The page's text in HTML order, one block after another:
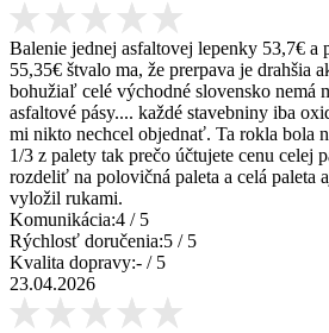
Balenie jednej asfaltovej lepenky 53,7€ a
55,35€ štvalo ma, že prerpava je drahšia
bohužiaľ celé východné slovensko nemá
asfaltové pásy.... každé stavebniny iba
mi nikto nechcel objednať. Ta rokla bola
1/3 z palety tak prečo účtujete cenu celej
rozdeliť na polovičná paleta a celá paleta
vyložil rukami.
Komunikácia:4 / 5
Rýchlosť doručenia:5 / 5
Kvalita dopravy:- / 5
23.04.2026